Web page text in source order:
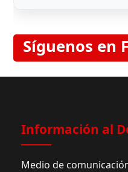
Síguenos en
Información al
Medio de